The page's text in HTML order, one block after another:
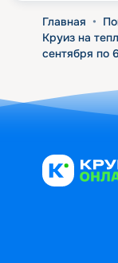
Главная •
Круиз на
сентября по